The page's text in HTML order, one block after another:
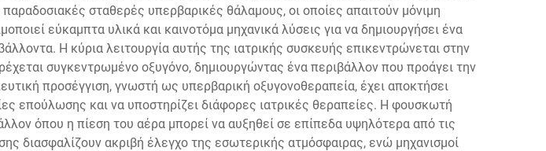
σταθερές υπερβαρικές θάλαμους, οι οποίες απαιτούν μόνιμη
εύκαμπτα υλικά και καινοτόμα μηχανικά λύσεις για να δημιουργήσει ένα
Η κύρια λειτουργία αυτής της ιατρικής συσκευής επικεντρώνεται στην
συγκεντρωμένο οξυγόνο, δημιουργώντας ένα περιβάλλον που προάγει την
προσέγγιση, γνωστή ως υπερβαρική οξυγονοθεραπεία, έχει αποκτήσει
επούλωσης και να υποστηρίζει διάφορες ιατρικές θεραπείες. Η φουσκωτή
όπου η πίεση του αέρα μπορεί να αυξηθεί σε επίπεδα υψηλότερα από τις
διασφαλίζουν ακριβή έλεγχο της εσωτερικής ατμόσφαιρας, ενώ μηχανισμοί